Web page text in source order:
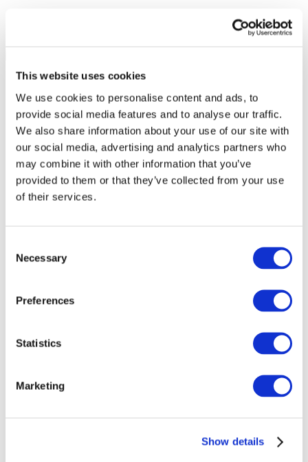
This website uses cookies
We use cookies to personalise content and ads, to
provide social media features and to analyse our traffic.
We also share information about your use of our site with
our social media, advertising and analytics partners who
may combine it with other information that you’ve
provided to them or that they’ve collected from your use
of their services.
Selection
Necessary
Preferences
Statistics
Marketing
Show details
Conciertos